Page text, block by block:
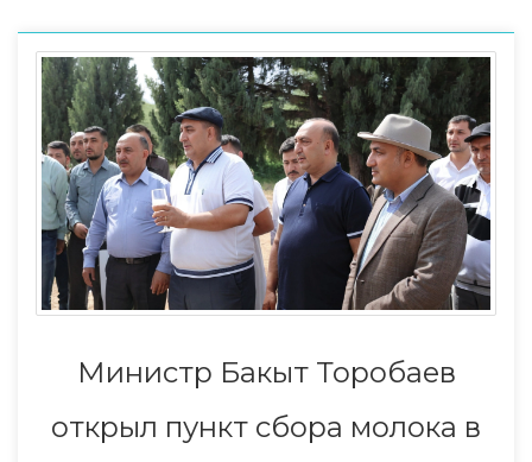
Министр Бакыт Торобаев
открыл пункт сбора молока в